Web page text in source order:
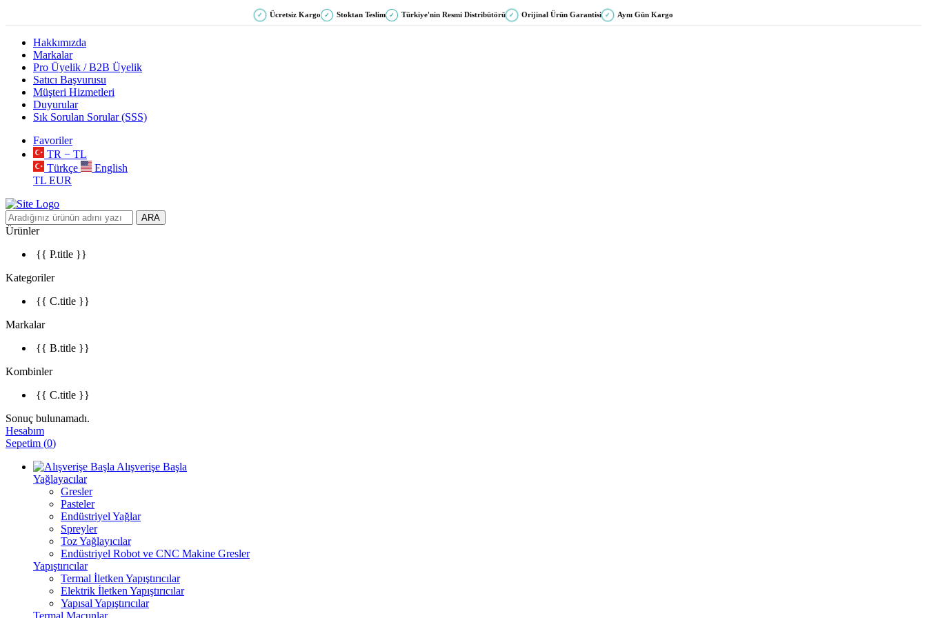
✓ Ücretsiz Kargo ✓ Stoktan Teslim ✓ Türkiye'nin Resmi Distribütörü ✓ Orijinal Ürün Garantisi ✓ Aynı Gün Kargo
Hakkımızda
Markalar
Pro Üyelik / B2B Üyelik
Satıcı Başvurusu
Müşteri Hizmetleri
Duyurular
Sık Sorulan Sorular (SSS)
Favoriler
TR − TL
Türkçe
English
TL EUR
ARA
Ürünler
{{ P.title }}
Kategoriler
{{ C.title }}
Markalar
{{ B.title }}
Kombinler
{{ C.title }}
Sonuç bulunamadı.
Hesabım
Sepetim (0)
Alışverişe Başla
Yağlayacılar
Gresler
Pasteler
Endüstriyel Yağlar
Spreyler
Toz Yağlayıcılar
Endüstriyel Robot ve CNC Makine Gresler
Yapıştırıcılar
Termal İletken Yapıştırıcılar
Elektrik İletken Yapıştırıcılar
Yapısal Yapıştırıcılar
Termal Macunlar